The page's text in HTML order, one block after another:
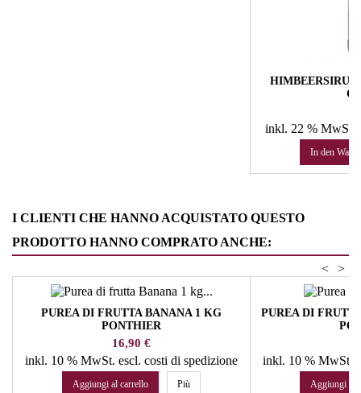
inkl. 22 % MwSt.
In den
I CLIENTI CHE HANNO ACQUISTATO QUESTO
PRODOTTO HANNO COMPRATO ANCHE:
>
<
PUREA DI FRUTTA BANANA 1 KG
PONTHIER
Prezzo
16,90 €
inkl. 10 % MwSt. escl. costi di spedizione
Aggiungi al carrello Più
PUREA DI
inkl. 10 % MwSt.
Aggiungi al